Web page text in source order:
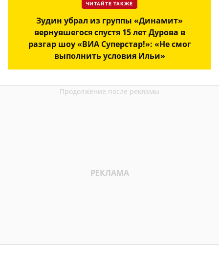
ЧИТАЙТЕ ТАКЖЕ
Зудин убрал из группы «Динамит»
вернувшегося спустя 15 лет Дурова в
разгар шоу «ВИА Суперстар!»: «Не смог
выполнить условия Ильи»